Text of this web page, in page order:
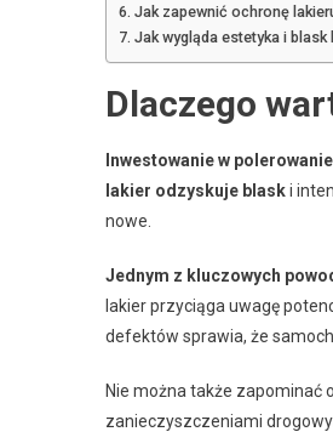
Jak zapewnić ochronę
Jak wygląda estetyka i
Dlaczego
Inwestowanie w
lakier odzyskuje blaski
nowe.
Jednym z kluczowych
lakier przyciąga uwagę
defektów sprawia, że
Nie można także
zanieczyszczeniami